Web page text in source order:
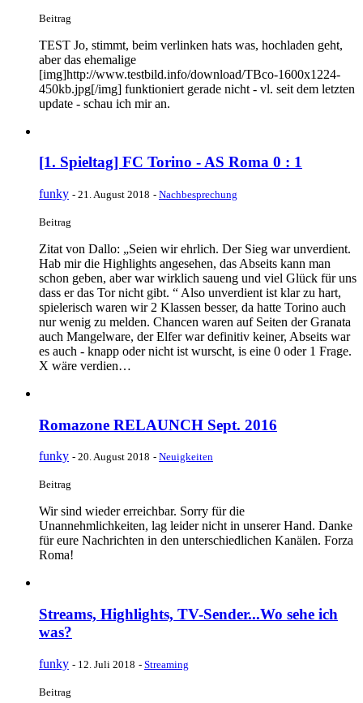
Beitrag
TEST Jo, stimmt, beim verlinken hats was, hochladen geht,
aber das ehemalige
[img]http://www.testbild.info/download/TBco-1600x1224-
450kb.jpg[/img] funktioniert gerade nicht - vl. seit dem letzten
update - schau ich mir an.
[1. Spieltag] FC Torino - AS Roma 0 : 1
funky - 21. August 2018 - Nachbesprechung
Beitrag
Zitat von Dallo: „Seien wir ehrlich. Der Sieg war unverdient.
Hab mir die Highlights angesehen, das Abseits kann man
schon geben, aber war wirklich saueng und viel Glück für uns
dass er das Tor nicht gibt. “ Also unverdient ist klar zu hart,
spielerisch waren wir 2 Klassen besser, da hatte Torino auch
nur wenig zu melden. Chancen waren auf Seiten der Granata
auch Mangelware, der Elfer war definitiv keiner, Abseits war
es auch - knapp oder nicht ist wurscht, is eine 0 oder 1 Frage.
X wäre verdien…
Romazone RELAUNCH Sept. 2016
funky - 20. August 2018 - Neuigkeiten
Beitrag
Wir sind wieder erreichbar. Sorry für die
Unannehmlichkeiten, lag leider nicht in unserer Hand. Danke
für eure Nachrichten in den unterschiedlichen Kanälen. Forza
Roma!
Streams, Highlights, TV-Sender...Wo sehe ich
was?
funky - 12. Juli 2018 - Streaming
Beitrag